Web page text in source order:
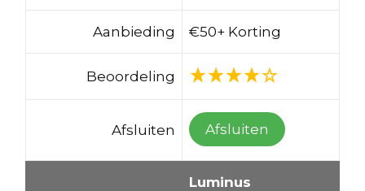
Aanbieding €50+ Korting
Beoordeling
Afsluiten Afsluiten
Luminus